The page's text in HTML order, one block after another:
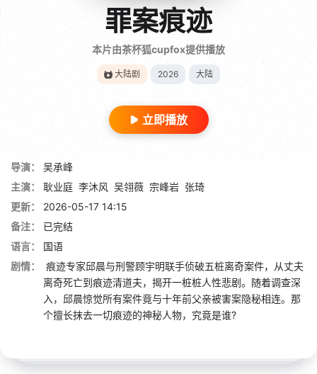
罪案痕迹
本片由茶杯狐cupfox提供播放
大陆剧 2026 大陆
立即播放
导演：
吴承峰
主演：
耿业庭 李沐风 吴翎薇 宗峰岩 张琦
更新：
2026-05-17 14:15
备注：
已完结
语言：
国语
剧情：
痕迹专家邱晨与刑警顾宇明联手侦破五桩离奇案件，从丈夫
离奇死亡到痕迹清道夫，揭开一桩桩人性悲剧。随着调查深
入，邱晨惊觉所有案件竟与十年前父亲被害案隐秘相连。那
个擅长抹去一切痕迹的神秘人物，究竟是谁?